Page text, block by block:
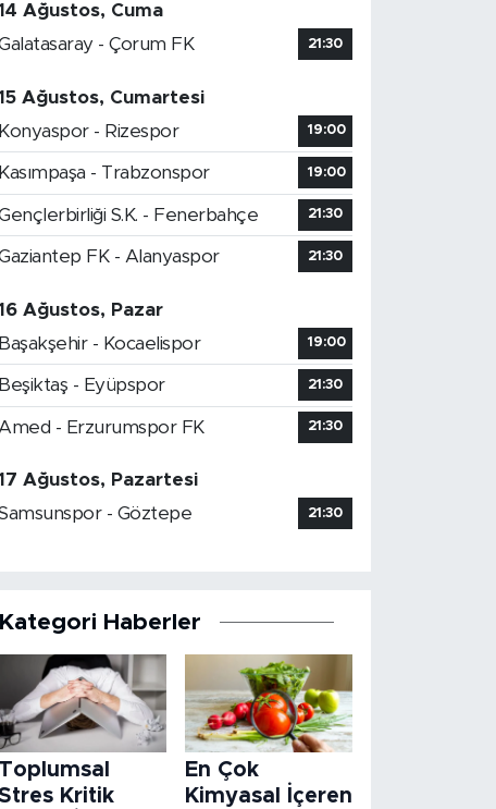
Ağustos, Cuma
- Çorum FK
21:30
Ağustos, Cumartesi
Konyaspor - Rizespor
19:00
Kasımpaşa - Trabzonspor 19:00
S.K. - Fenerbahçe 21:30
FK - Alanyaspor 21:30
Ağustos, Pazar
Başakşehir - Kocaelispor
19:00
Beşiktaş - Eyüpspor 21:30
Amed - Erzurumspor FK 21:30
Ağustos, Pazartesi
- Göztepe
21:30
Kategori Haberler
Toplumsal
Kritik
En Çok
Kimyasal İçeren